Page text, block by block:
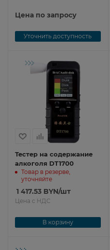
Цена по запросу
Уточнить доступность
Тестер на содержание
алкоголя DT1700
Товар в резерве,
уточняйте
1 417.53 BYN/шт
Цена с НДС
В корзину